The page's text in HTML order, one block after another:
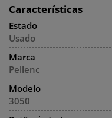
Características
Estado
Usado
Marca
Pellenc
Modelo
3050